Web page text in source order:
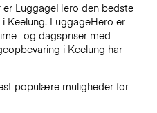
LuggageHero den bedste
i Keelung. LuggageHero er
og dagspriser med
i Keelung har
populære muligheder for